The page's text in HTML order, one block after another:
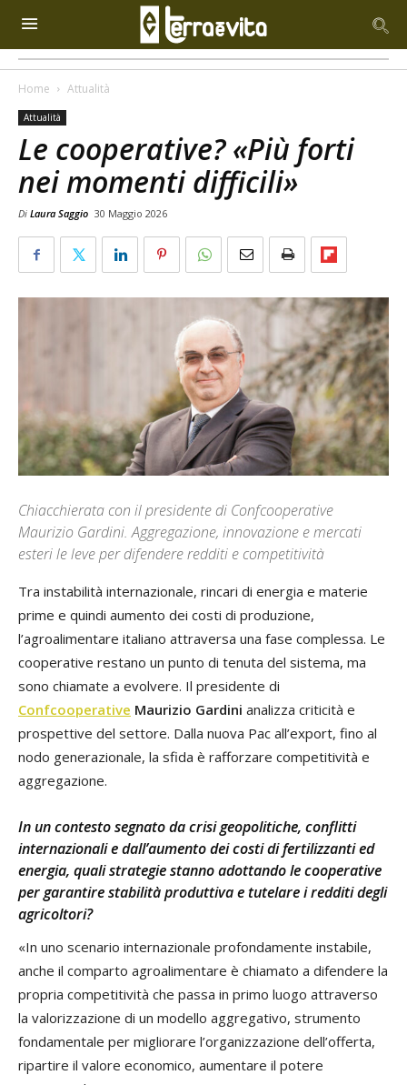
Home Attualità
Attualità
Le cooperative? «Più forti
nei momenti difficili»
Di Laura Saggio 30 Maggio 2026
Chiacchierata con il presidente di Confcooperative
Maurizio Gardini. Aggregazione, innovazione e mercati
esteri le leve per difendere redditi e competitività
Tra instabilità internazionale, rincari di energia e materie
prime e quindi aumento dei costi di produzione,
l’agroalimentare italiano attraversa una fase complessa. Le
cooperative restano un punto di tenuta del sistema, ma
sono chiamate a evolvere. Il presidente di
Confcooperative Maurizio Gardini analizza criticità e
prospettive del settore. Dalla nuova Pac all’export, fino al
nodo generazionale, la sfida è rafforzare competitività e
aggregazione.
In un contesto segnato da crisi geopolitiche, conflitti
internazionali e dall’aumento dei costi di fertilizzanti ed
energia, quali strategie stanno adottando le cooperative
per garantire stabilità produttiva e tutelare i redditi degli
agricoltori?
«In uno scenario internazionale profondamente instabile,
anche il comparto agroalimentare è chiamato a difendere la
propria competitività che passa in primo luogo attraverso
la valorizzazione di un modello aggregativo, strumento
fondamentale per migliorare l’organizzazione dell’offerta,
ripartire il valore economico, aumentare il potere